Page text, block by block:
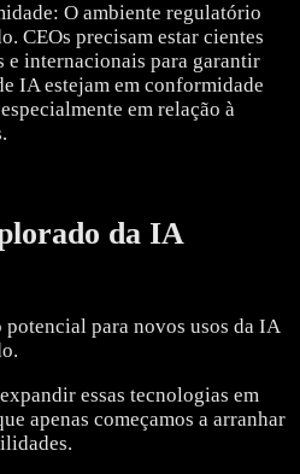
O ambiente regulatório
CEOs precisam estar cientes
e internacionais para garantir
IA estejam em conformidade
em relação à
da IA
para novos usos da IA
essas tecnologias em
apenas começamos a arranhar